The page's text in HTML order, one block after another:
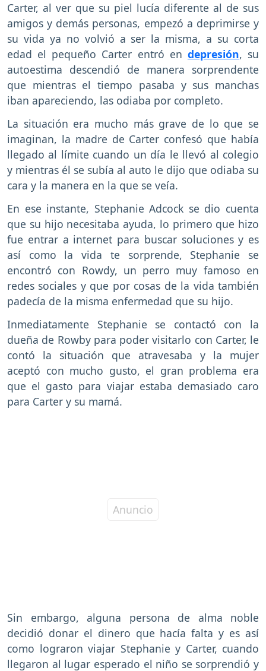
Carter, al ver que su piel lucía diferente al de sus
amigos y demás personas, empezó a deprimirse y
su vida ya no volvió a ser la misma, a su corta
edad el pequeño Carter entró en depresión, su
autoestima descendió de manera sorprendente
que mientras el tiempo pasaba y sus manchas
iban apareciendo, las odiaba por completo.
La situación era mucho más grave de lo que se
imaginan, la madre de Carter confesó que había
llegado al límite cuando un día le llevó al colegio
y mientras él se subía al auto le dijo que odiaba su
cara y la manera en la que se veía.
En ese instante, Stephanie Adcock se dio cuenta
que su hijo necesitaba ayuda, lo primero que hizo
fue entrar a internet para buscar soluciones y es
así como la vida te sorprende, Stephanie se
encontró con Rowdy, un perro muy famoso en
redes sociales y que por cosas de la vida también
padecía de la misma enfermedad que su hijo.
Inmediatamente Stephanie se contactó con la
dueña de Rowby para poder visitarlo con Carter, le
contó la situación que atravesaba y la mujer
aceptó con mucho gusto, el gran problema era
que el gasto para viajar estaba demasiado caro
para Carter y su mamá.
Sin embargo, alguna persona de alma noble
decidió donar el dinero que hacía falta y es así
como lograron viajar Stephanie y Carter, cuando
llegaron al lugar esperado el niño se sorprendió y